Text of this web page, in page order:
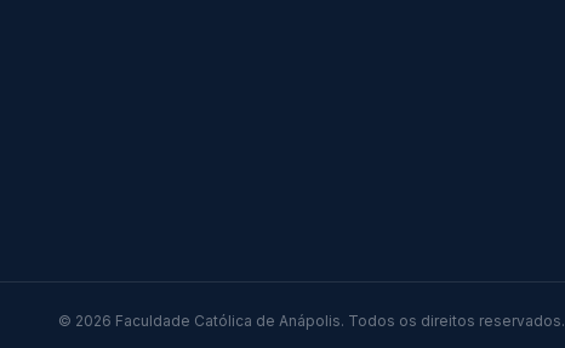
© 2026 Faculdade Católica de Anápolis. Todos os direitos reservados.